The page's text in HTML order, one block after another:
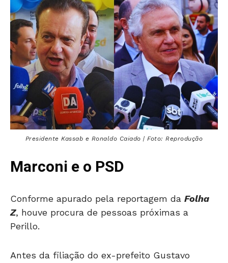
Presidente Kassab e Ronaldo Caiado | Foto: Reprodução
Marconi e o PSD
Conforme apurado pela reportagem da Folha
Z, houve procura de pessoas próximas a
Perillo.
Antes da filiação do ex-prefeito Gustavo